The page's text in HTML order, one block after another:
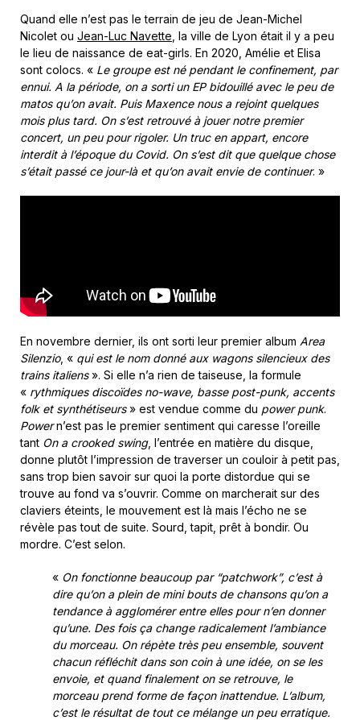
Quand elle n’est pas le terrain de jeu de Jean-Michel
Nicolet ou Jean-Luc Navette , la ville de Lyon était il y a peu
le lieu de naissance de eat-girls. En 2020, Amélie et Elisa
sont colocs. « Le groupe est né pendant le confinement, par
ennui. A la période, on a sorti un EP bidouillé avec le peu de
matos qu’on avait. Puis Maxence nous a rejoint quelques
mois plus tard. On s’est retrouvé à jouer notre premier
concert, un peu pour rigoler. Un truc en appart, encore
interdit à l’époque du Covid. On s’est dit que quelque chose
s’était passé ce jour-là et qu’on avait envie de continuer. »
En novembre dernier, ils ont sorti leur premier album Area
Silenzio, « qui est le nom donné aux wagons silencieux des
trains italiens». Si elle n’a rien de taiseuse, la formule
« rythmiques discoïdes no-wave, basse post-punk, accents
folk et synthétiseurs» est vendue comme du power punk.
Powern’est pas le premier sentiment qui caresse l’oreille
tant On a crooked swing, l’entrée en matière du disque,
donne plutôt l’impression de traverser un couloir à petit pas,
sans trop bien savoir sur quoi la porte distordue qui se
trouve au fond va s’ouvrir. Comme on marcherait sur des
claviers éteints, le mouvement est là mais l’écho ne se
révèle pas tout de suite. Sourd, tapit, prêt à bondir. Ou
mordre. C’est selon.
« On fonctionne beaucoup par “patchwork”, c’est à
dire qu’on a plein de mini bouts de chansons qu’on a
tendance à agglomérer entre elles pour n’en donner
qu’une. Des fois ça change radicalement l’ambiance
du morceau. On répète très peu ensemble, souvent
chacun réfléchit dans son coin à une idée, on se les
envoie, et quand finalement on se retrouve, le
morceau prend forme de façon inattendue. L’album,
c’est le résultat de tout ce mélange un peu erratique.